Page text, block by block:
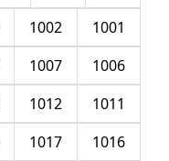
1001
1002
1006
1007
1011
1012
1016
1017